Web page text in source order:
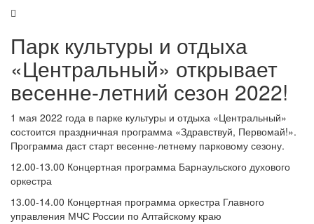
Парк культуры и отдыха
«Центральный» открывает
весенне-летний сезон 2022!
1 мая 2022 года в парке культуры и отдыха «Центральный»
состоится праздничная программа «Здравствуй, Первомай!».
Программа даст старт весенне-летнему парковому сезону.
12.00-13.00 Концертная программа Барнаульского духового
оркестра
13.00-14.00 Концертная программа оркестра Главного
управления МЧС России по Алтайскому краю